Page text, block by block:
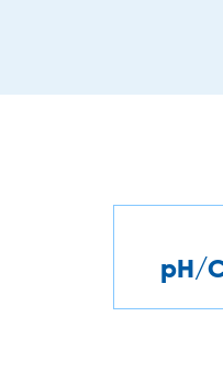
pH/